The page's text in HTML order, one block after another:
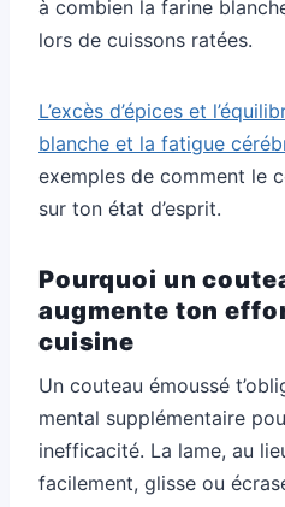
à combien la farine
lors de cuissons ratées.
L’excès d’épices et
blanche et la fatigue
exemples de comment le
sur ton état d’esprit.
Pourquoi un
augmente ton
cuisine
Un couteau émoussé
mental supplémentaire
inefficacité. La lame, au
facilement, glisse ou